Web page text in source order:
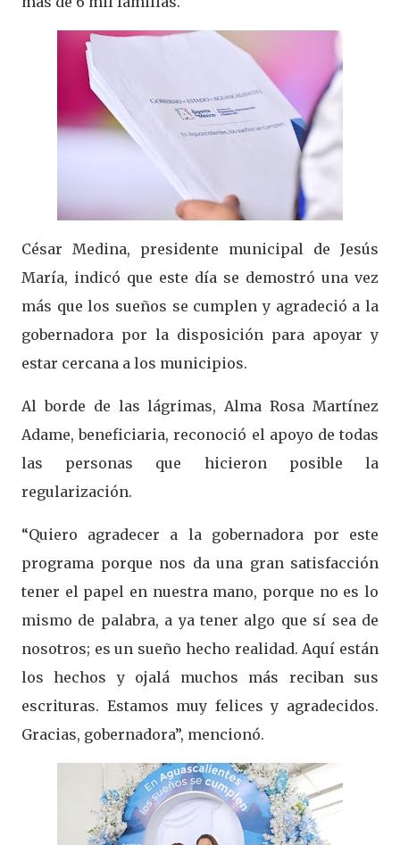
César Medina, presidente municipal de Jesús
María, indicó que este día se demostró una vez
más que los sueños se cumplen y agradeció a la
gobernadora por la disposición para apoyar y
estar cercana a los municipios.
Al borde de las lágrimas, Alma Rosa Martínez
Adame, beneficiaria, reconoció el apoyo de todas
las personas que hicieron posible la
regularización.
“Quiero agradecer a la gobernadora por este
programa porque nos da una gran satisfacción
tener el papel en nuestra mano, porque no es lo
mismo de palabra, a ya tener algo que sí sea de
nosotros; es un sueño hecho realidad. Aquí están
los hechos y ojalá muchos más reciban sus
escrituras. Estamos muy felices y agradecidos.
Gracias, gobernadora”, mencionó.